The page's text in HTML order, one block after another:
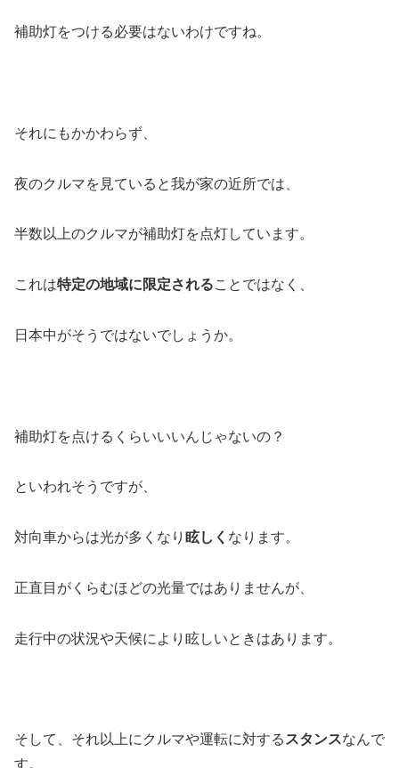
補助灯をつける必要はないわけですね。
それにもかかわらず、
夜のクルマを見ていると我が家の近所では、
半数以上のクルマが補助灯を点灯しています。
これは特定の地域に限定されることではなく、
日本中がそうではないでしょうか。
補助灯を点けるくらいいいんじゃないの？
といわれそうですが、
対向車からは光が多くなり 眩しく なります。
正直目がくらむほどの光量ではありませんが、
走行中の状況や天候により眩しいときはあります。
そして、それ以上にクルマや運転に対するスタンスなんで
す。